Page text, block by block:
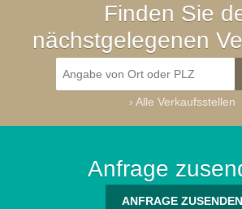
Finden Sie
nächstgelegenen
› Alle Verkaufsstellen
Anfrage
ANFRAGE ZUSENDEN